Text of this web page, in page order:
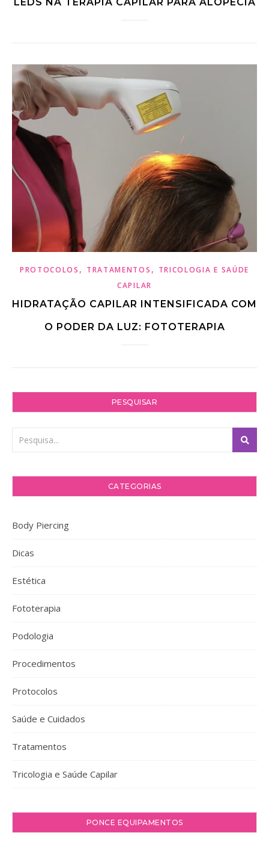
PROTOCOLOS , TRATAMENTOS , TRICOLOGIA E SAÚDE
CAPILAR
HIDRATAÇÃO CAPILAR INTENSIFICADA COM
O PODER DA LUZ: FOTOTERAPIA
PESQUISAR
CATEGORIAS
Body Piercing
Dicas
Estética
Fototerapia
Podologia
Procedimentos
Protocolos
Saúde e Cuidados
Tratamentos
Tricologia e Saúde Capilar
PONCE EQUIPAMENTOS